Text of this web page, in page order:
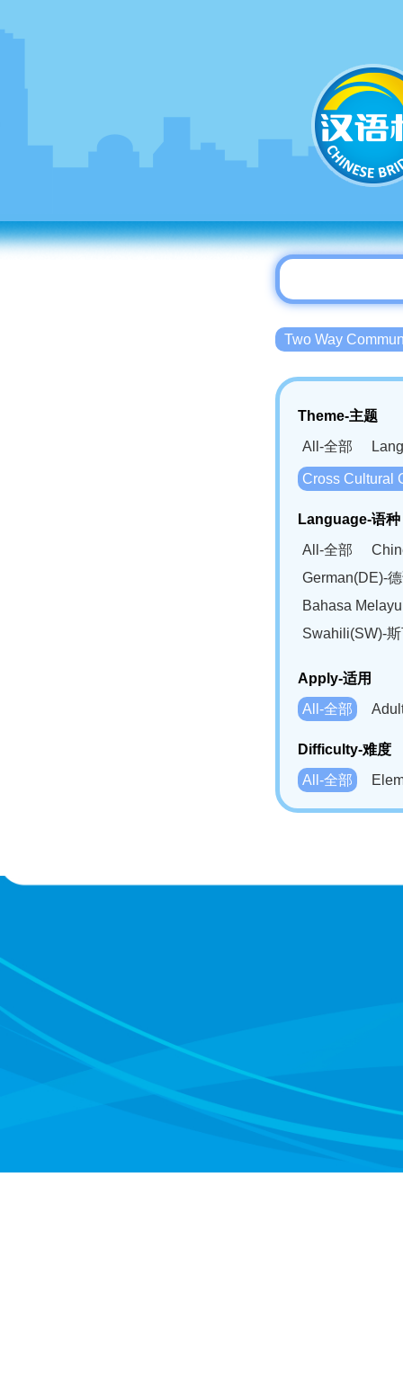
Two Way
Theme-主题
All-全部
Cross Cultural
Language-语种
All-全部
German(DE)-
Bahasa
Swahili(SW)-
Apply-适用
All-全部
Difficulty-难度
All-全部